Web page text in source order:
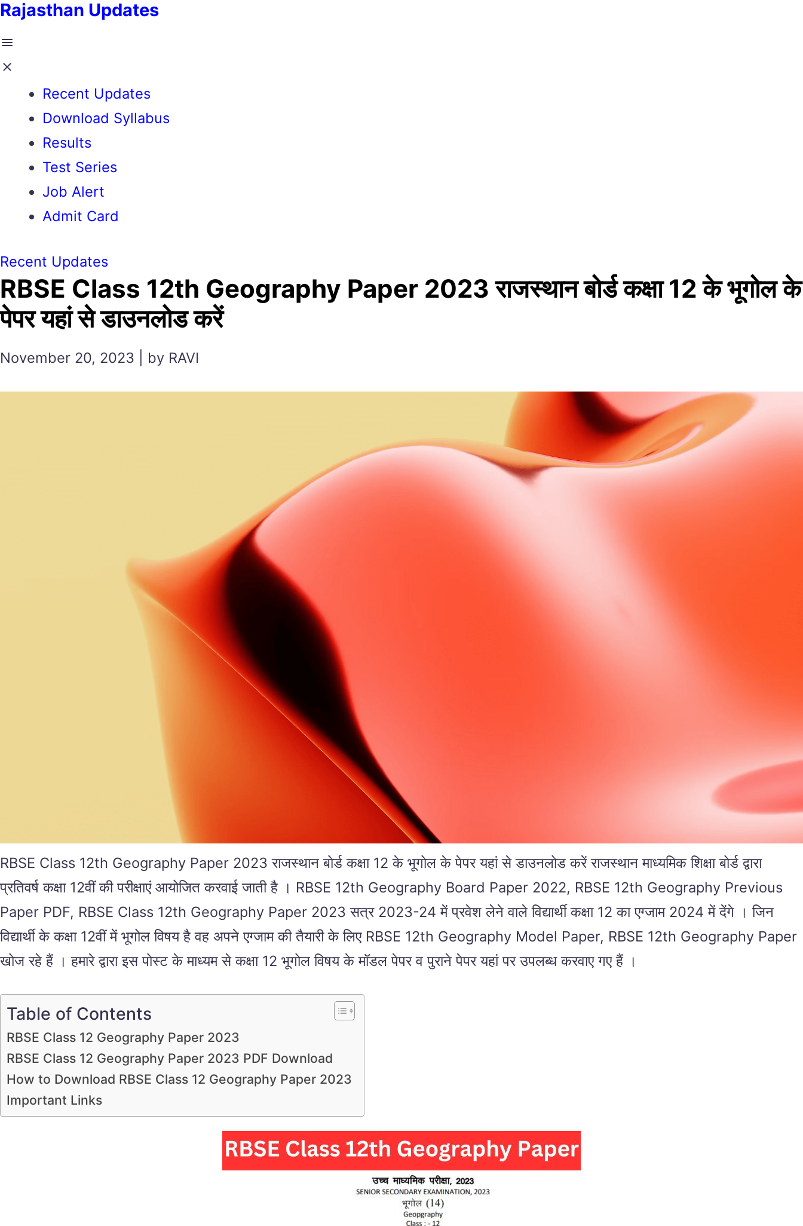
Rajasthan Updates
Recent Updates
Download Syllabus
Results
Test Series
Job Alert
Admit Card
Recent Updates
RBSE Class 12th Geography Paper 2023 राजस्थान बोर्ड कक्षा 12 के भूगोल के
पेपर यहां से डाउनलोड करें
November 20, 2023 | by RAVI
RBSE Class 12th Geography Paper 2023 राजस्थान बोर्ड कक्षा 12 के भूगोल के पेपर यहां से डाउनलोड करें राजस्थान माध्यमिक शिक्षा बोर्ड द्वारा
प्रतिवर्ष कक्षा 12वीं की परीक्षाएं आयोजित करवाई जाती है । RBSE 12th Geography Board Paper 2022, RBSE 12th Geography Previous
Paper PDF, RBSE Class 12th Geography Paper 2023 सत्र 2023-24 में प्रवेश लेने वाले विद्यार्थी कक्षा 12 का एग्जाम 2024 में देंगे । जिन
विद्यार्थी के कक्षा 12वीं में भूगोल विषय है वह अपने एग्जाम की तैयारी के लिए RBSE 12th Geography Model Paper, RBSE 12th Geography Paper
खोज रहे हैं । हमारे द्वारा इस पोस्ट के माध्यम से कक्षा 12 भूगोल विषय के मॉडल पेपर व पुराने पेपर यहां पर उपलब्ध करवाए गए हैं ।
Table of Contents
RBSE Class 12 Geography Paper 2023
RBSE Class 12 Geography Paper 2023 PDF Download
How to Download RBSE Class 12 Geography Paper 2023
Important Links